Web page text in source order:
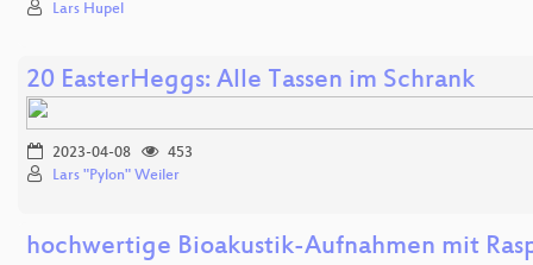
Lars Hupel
20 EasterHeggs: Alle Tassen im Schrank
2023-04-08
453
Lars "Pylon" Weiler
hochwertige Bioakustik-Aufnahmen mit